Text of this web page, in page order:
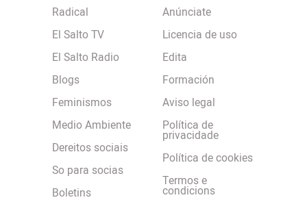
Radical
El Salto TV
El Salto Radio
Blogs
Feminismos
Medio Ambiente
Dereitos sociais
So para socias
Boletins
Anúnciate
Licencia de uso
Edita
Formación
Aviso legal
Política de
privacidade
Política de cookies
Termos e
condicions